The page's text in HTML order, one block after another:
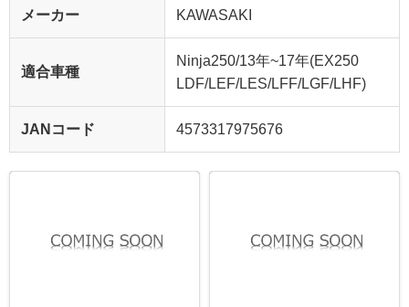
メーカー KAWASAKI
適合車種
Ninja250/13年~17年(EX250
LDF/LEF/LES/LFF/LGF/LHF)
JANコード 4573317975676